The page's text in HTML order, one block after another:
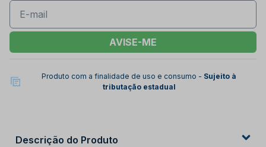
AVISE-ME
Produto com a finalidade de uso e consumo - Sujeito à
tributação estadual
Descrição do Produto